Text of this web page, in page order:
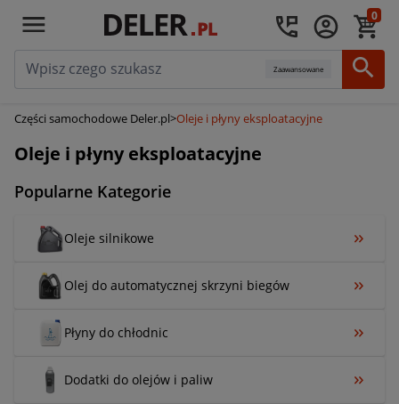
0
Zaawansowane
Części samochodowe Deler.pl>Oleje i płyny eksploatacyjne
Oleje i płyny eksploatacyjne
Popularne Kategorie
Oleje silnikowe
Olej do automatycznej skrzyni biegów
Płyny do chłodnic
Dodatki do olejów i paliw